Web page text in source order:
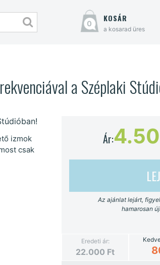
0 kosár
a kosarad üres
a Széplaki
izmok
csak
Ár:
Az ajánlat lejárt,
hamarosan
Eredeti ár:
22.000 Ft